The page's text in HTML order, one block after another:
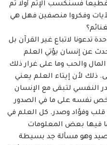
تقطيعا فسنكسب الإثم أولا ثم
وفكروا منصفين فهل هي
تدعونا لاتباع غير القرآن بل
عن إنسان يؤتي العلم
المال والحب وما على غرار ‏ذلك
ذلك لأن إيتاء العلم يعني
‏النفسي لتبقى مع الإنسان
نفسه على ما في الصدور
وفؤاد وصدر. كل العلم في
فيها بعض ‏المعلومات
وهو مسألة جد بسيطة